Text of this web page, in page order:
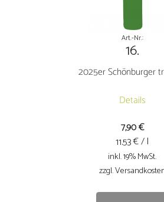
Art.-Nr.:
16.
2025er Schönburger
Details
7,90€
11.53€ / l
inkl. 19% MwSt.
zzgl.